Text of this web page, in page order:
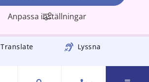
Anpassa inställningar
Translate Lyssna